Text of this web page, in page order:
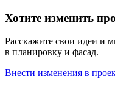
Хотите изменить
Расскажите свои идеи и
в планировку и фасад.
Внести изменения в